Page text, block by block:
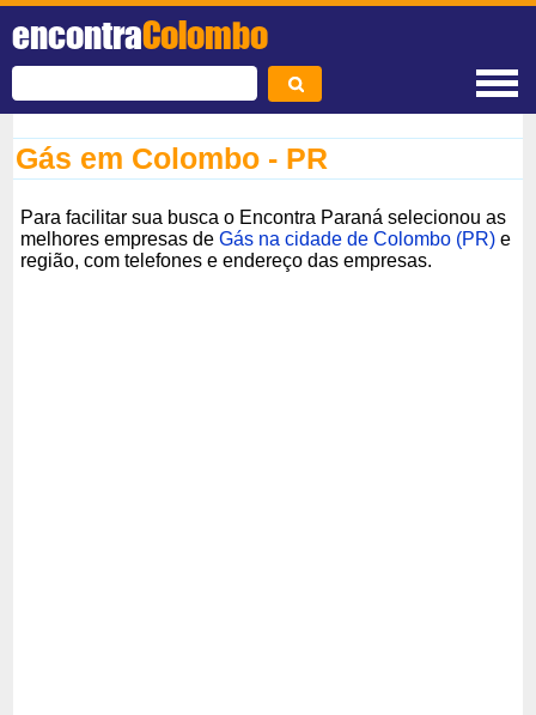
encontraColombo
Gás em Colombo - PR
Para facilitar sua busca o Encontra Paraná selecionou as
melhores empresas deGás na cidade de Colombo (PR) e
região, com telefones e endereço das empresas.